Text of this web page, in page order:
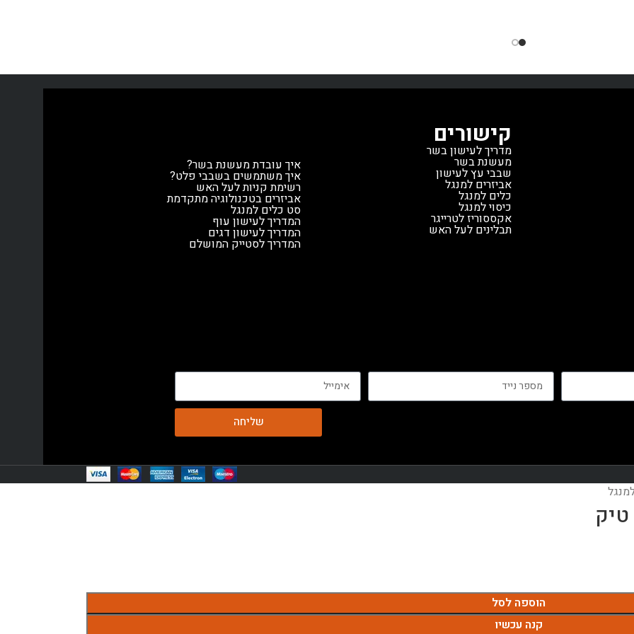
על
קישורים
מדריך לעישון בשר
מעשנת בשר
שבבי עץ לעישון
אביזרים למנגל
כלים למנגל
כיסוי למנגל
אקססוריז לטרייגר
תבלינים לעל האש
איך עובדת מעשנת בשר?
איך משתמשים בשבבי פלט?
רשימת קניות לעל האש
אביזרים בטכנולוגיה מתקדמת
סט כלים למנגל
המדריך לעישון עוף
המדריך לעישון דגים
המדריך לסטייק המושלם
שליחה
הוספה לסל
קנה עכשיו